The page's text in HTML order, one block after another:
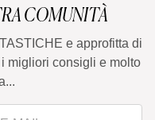
COMUNITÀ
e approfitta di
migliori consigli e molto